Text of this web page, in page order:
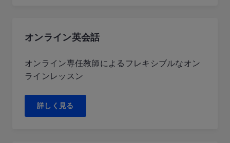
オンライン英会話
オンライン専任教師によるフレキシブルなオン
ラインレッスン
詳しく見る